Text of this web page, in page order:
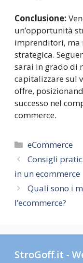
Conclusione:
un’opportunità
imprenditori, ma
strategica.
sarai in grado di
capitalizzare sul
offre,
successo nel
commerce.
Categorie
eCommerce
Consigli
in un ecommerce
Quali sono i
l’ecommerce?
StroGoff.it -